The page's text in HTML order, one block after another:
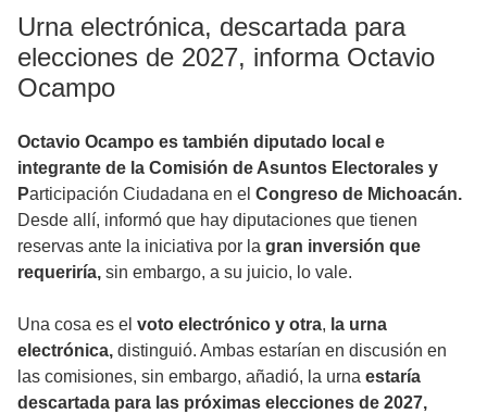
Urna electrónica, descartada para
elecciones de 2027, informa Octavio
Ocampo
Octavio Ocampo es también diputado local e
integrante de la Comisión de Asuntos Electorales y
Participación Ciudadana en el Congreso de Michoacán.
Desde allí, informó que hay diputaciones que tienen
reservas ante la iniciativa por la gran inversión que
requeriría, sin embargo, a su juicio, lo vale.
Una cosa es el voto electrónico y otra, la urna
electrónica, distinguió. Ambas estarían en discusión en
las comisiones, sin embargo, añadió, la urna estaría
descartada para las próximas elecciones de 2027,